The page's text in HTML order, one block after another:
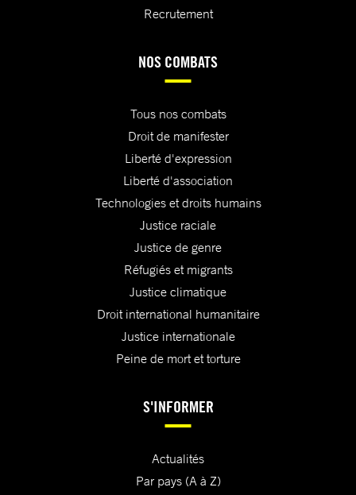
Recrutement
NOS COMBATS
Tous nos combats
Droit de manifester
Liberté d'expression
Liberté d'association
Technologies et droits humains
Justice raciale
Justice de genre
Réfugiés et migrants
Justice climatique
Droit international humanitaire
Justice internationale
Peine de mort et torture
S'INFORMER
Actualités
Par pays (A à Z)